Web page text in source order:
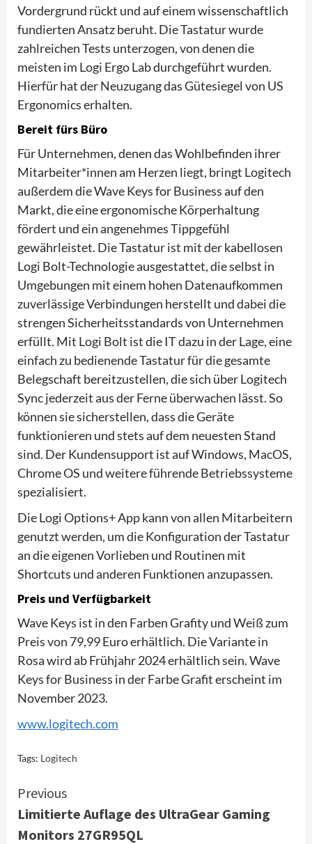
Vordergrund rückt und auf einem wissenschaftlich
fundierten Ansatz beruht. Die Tastatur wurde
zahlreichen Tests unterzogen, von denen die
meisten im Logi Ergo Lab durchgeführt wurden.
Hierfür hat der Neuzugang das Gütesiegel von US
Ergonomics erhalten.
Bereit fürs Büro
Für Unternehmen, denen das Wohlbefinden ihrer
Mitarbeiter*innen am Herzen liegt, bringt Logitech
außerdem die Wave Keys for Business auf den
Markt, die eine ergonomische Körperhaltung
fördert und ein angenehmes Tippgefühl
gewährleistet. Die Tastatur ist mit der kabellosen
Logi Bolt-Technologie ausgestattet, die selbst in
Umgebungen mit einem hohen Datenaufkommen
zuverlässige Verbindungen herstellt und dabei die
strengen Sicherheitsstandards von Unternehmen
erfüllt. Mit Logi Bolt ist die IT dazu in der Lage, eine
einfach zu bedienende Tastatur für die gesamte
Belegschaft bereitzustellen, die sich über Logitech
Sync jederzeit aus der Ferne überwachen lässt. So
können sie sicherstellen, dass die Geräte
funktionieren und stets auf dem neuesten Stand
sind. Der Kundensupport ist auf Windows, MacOS,
Chrome OS und weitere führende Betriebssysteme
spezialisiert.
Die Logi Options+ App kann von allen Mitarbeitern
genutzt werden, um die Konfiguration der Tastatur
an die eigenen Vorlieben und Routinen mit
Shortcuts und anderen Funktionen anzupassen.
Preis und Verfügbarkeit
Wave Keys ist in den Farben Grafity und Weiß zum
Preis von 79,99 Euro erhältlich. Die Variante in
Rosa wird ab Frühjahr 2024 erhältlich sein. Wave
Keys for Business in der Farbe Grafit erscheint im
November 2023.
www.logitech.com
Tags: Logitech
Continue
Reading
Previous
Limitierte Auflage des UltraGear Gaming
Monitors 27GR95QL